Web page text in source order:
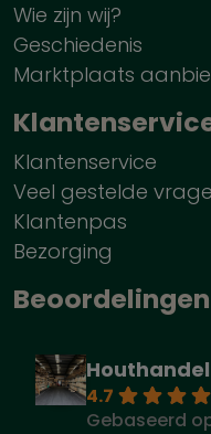
Wie zijn wij?
Geschiedenis
Marktplaats
Klantenservice
Veel gestelde
Klantenpas
Bezorging
Beoordelingen
Houthandel
4.7
Gebaseerd